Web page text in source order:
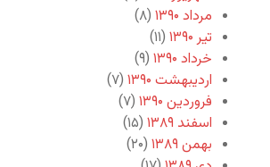
مرداد ۱۳۹۰
(۸)
تیر ۱۳۹۰
(۱۱)
خرداد ۱۳۹۰
(۹)
اردیبهشت ۱۳۹۰
(۷)
فروردین ۱۳۹۰
(۷)
اسفند ۱۳۸۹
(۱۵)
بهمن ۱۳۸۹
(۲۰)